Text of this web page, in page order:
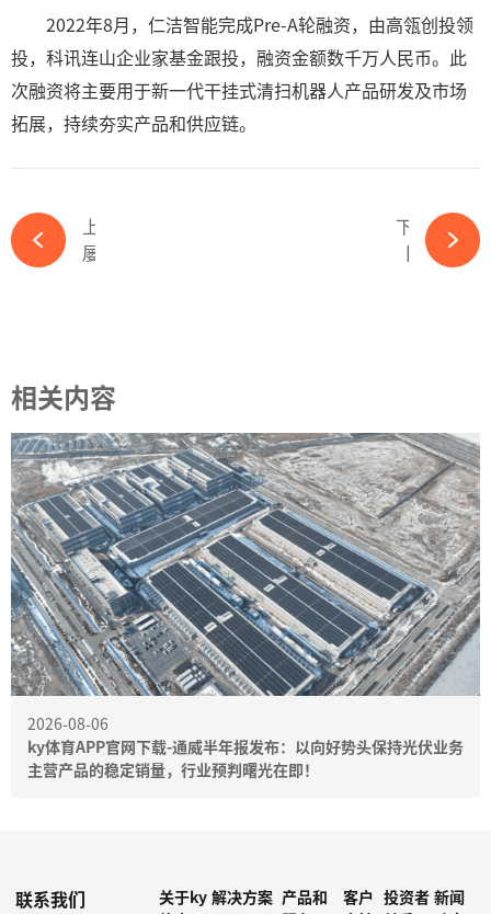
2022年8月，仁洁智能完成Pre-A轮融资，由高瓴创投领
投，科讯连山企业家基金跟投，融资金额数千万人民币。此
次融资将主要用于新一代干挂式清扫机器人产品研发及市场
拓展，持续夯实产品和供应链。
下一篇
【年度盛会】OFweek 2023智慧光伏与储能大会暨展览会重磅来袭-ky体育APP官网下载
相关内容
2026-08-06
ky体育APP官网下载-通威半年报发布：以向好势头保持光伏业务
主营产品的稳定销量，行业预判曙光在即！
联系我们
关于ky 解决方案 产品和
客户 投资者 新闻